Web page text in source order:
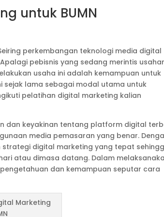
untuk BUMN
perkembangan teknologi media digital
pebisnis yang sedang merintis
usaha ini adalah kemampuan untuk
sejak lama sebagai modal utama untuk
pelatihan digital marketing kalian
dan keyakinan tentang platform digital
media pemasaran yang benar.
digital marketing yang tepat
atau dimasa datang. Dalam
dan kemampuan seputar cara